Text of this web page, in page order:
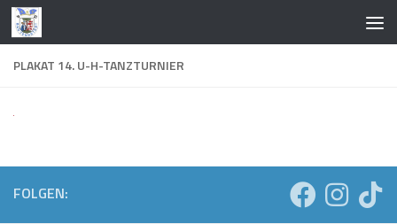
Zum Inhalt springen
PLAKAT 14. U-H-TANZTURNIER
FOLGEN: